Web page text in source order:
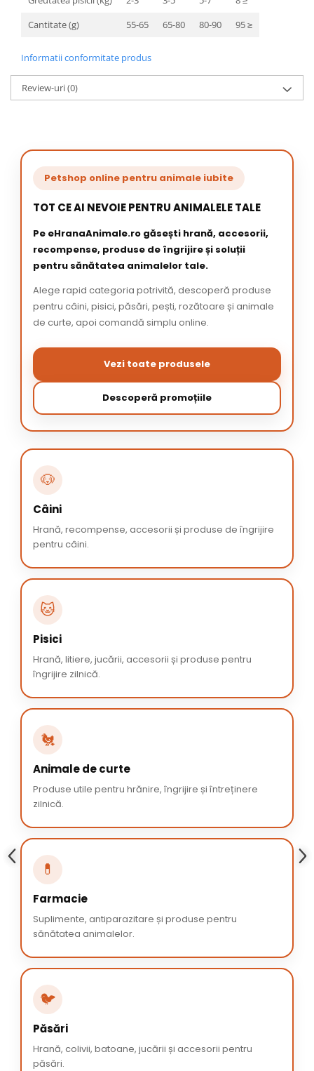
Cantitate (g)
55-65 65-80 80-90 95 ≥
Informatii conformitate produs
Review-uri(0)
Petshop online pentru animale iubite
TOT CE AI NEVOIE PENTRU ANIMALELE TALE
Pe eHranaAnimale.ro găsești hrană, accesorii,
recompense, produse de îngrijire și soluții
pentru sănătatea animalelor tale.
Alege rapid categoria potrivită, descoperă produse
pentru câini, pisici, păsări, pești, rozătoare și animale
de curte, apoi comandă simplu online.
Vezi toate produsele
Descoperă promoțiile
🐶
Câini
Hrană, recompense, accesorii și produse de îngrijire
pentru câini.
🐱
Pisici
Hrană, litiere, jucării, accesorii și produse pentru
îngrijire zilnică.
🐔
Animale de curte
Produse utile pentru hrănire, îngrijire și întreținere
zilnică.
💊
Farmacie
Suplimente, antiparazitare și produse pentru
sănătatea animalelor.
🐦
Păsări
Hrană, colivii, batoane, jucării și accesorii pentru
păsări.